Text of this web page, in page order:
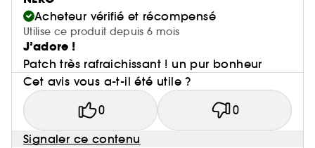
Acheteur vérifié et récompensé
Utilise ce produit depuis 6 mois
J’adore !
Patch très rafraichissant ! un pur bonheur
Cet avis vous a-t-il été utile ?
0 0
Signaler ce contenu